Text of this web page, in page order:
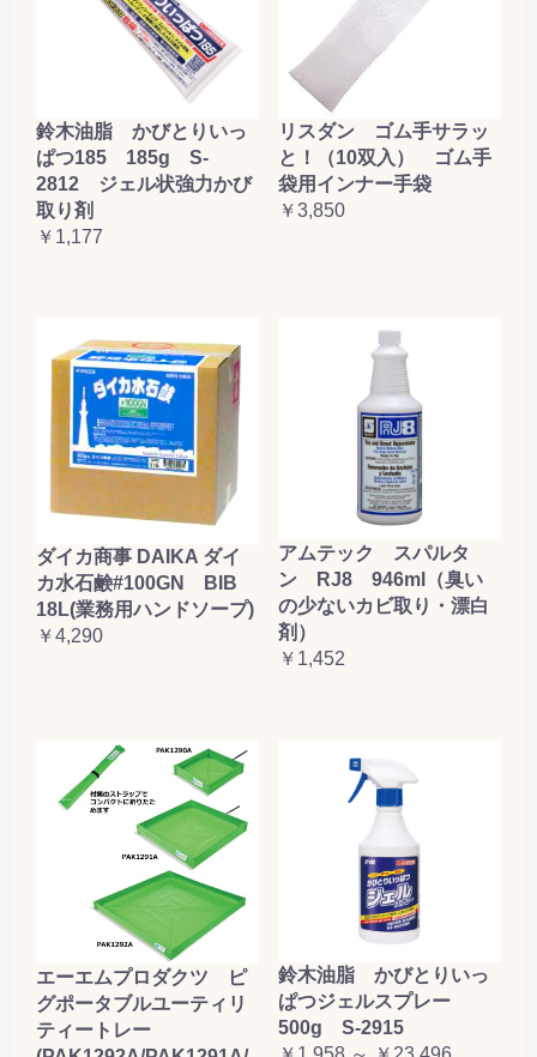
鈴木油脂 かびとりいっ
ぱつ185 185g S-
2812 ジェル状強力かび
取り剤
￥1,177
リスダン ゴム手サラッ
と！（10双入） ゴム手
袋用インナー手袋
￥3,850
ダイカ商事 DAIKA ダイ
カ水石鹸#100GN BIB
18L(業務用ハンドソープ)
￥4,290
アムテック スパルタ
ン RJ8 946ml（臭い
の少ないカビ取り・漂白
剤）
￥1,452
エーエムプロダクツ ピ
グポータブルユーティリ
ティートレー
鈴木油脂 かびとりいっ
ぱつジェルスプレー
500g S-2915